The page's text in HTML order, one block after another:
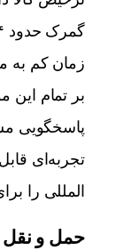
زمان کم به
بر تمام این
پاسخگویی
تجربه‌ای
المللی را
حمل و نقل